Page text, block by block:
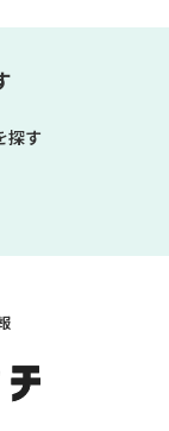
探す